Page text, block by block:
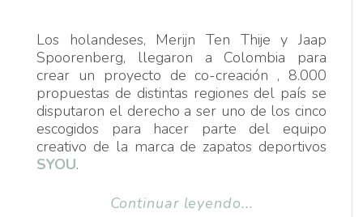
Los holandeses, Merijn Ten Thije y Jaap
Spoorenberg, llegaron a Colombia para
crear un proyecto de co-creación , 8.000
propuestas de distintas regiones del país se
disputaron el derecho a ser uno de los cinco
escogidos para hacer parte del equipo
creativo de la marca de zapatos deportivos
SYOU.
Continuar leyendo...